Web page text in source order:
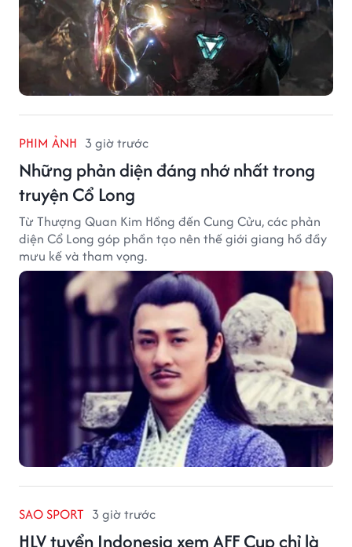
PHIM ẢNH 3 giờ trước
Những phản diện đáng nhớ nhất trong
truyện Cổ Long
Từ Thượng Quan Kim Hồng đến Cung Cửu, các phản
diện Cổ Long góp phần tạo nên thế giới giang hồ đầy
mưu kế và tham vọng.
SAO SPORT 3 giờ trước
HLV tuyển Indonesia xem AFF Cup chỉ là